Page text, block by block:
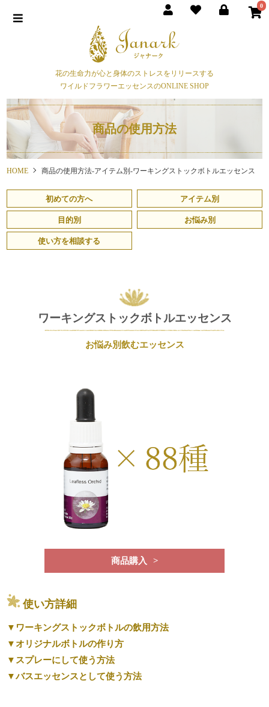
0
花の生命力が心と身体のストレスをリリースする
ワイルドフラワーエッセンスのONLINE SHOP
商品の使用方法
HOME 商品の使用方法-アイテム別-ワーキングストックボトルエッセンス
初めての方へ アイテム別
目的別 お悩み別
使い方を相談する
ワーキングストックボトルエッセンス
お悩み別飲むエッセンス
商品購入
使い方詳細
ワーキングストックボトルの飲用方法
オリジナルボトルの作り方
スプレーにして使う方法
バスエッセンスとして使う方法